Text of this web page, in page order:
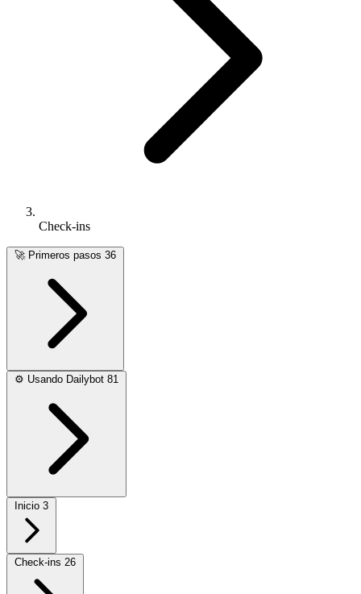
Check-ins
🚀 Primeros pasos 36
⚙️ Usando Dailybot 81
Inicio 3
Check-ins 26